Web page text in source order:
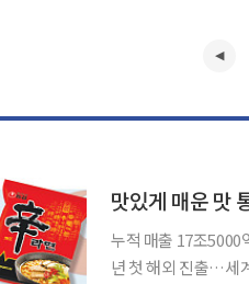
누적 매출 17조5000
년 첫 해외 진출…세계 100여 개국 판매 '매운